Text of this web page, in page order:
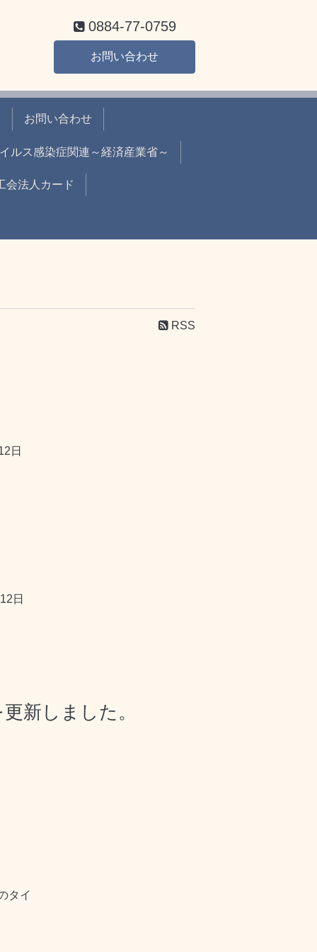
0884-77-0759
お問い合わせ
お問い合わせ
ルス感染症関連～経済産業省～
会法人カード
RSS
日
日
新しました。
タイ